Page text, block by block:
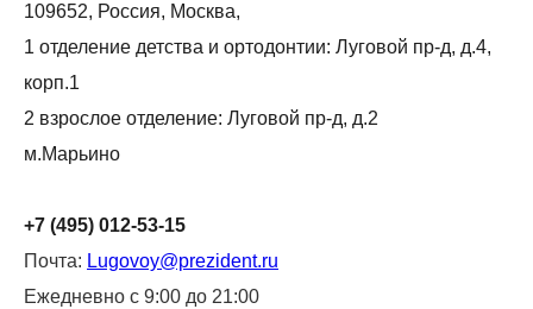
109652, Россия, Москва,
1 отделение детства и ортодонтии: Луговой пр-д, д.4,
корп.1
2 взрослое отделение: Луговой пр-д, д.2
м.Марьино
+7 (495) 012-53-15
Почта: Lugovoy@prezident.ru
Ежедневно с 9:00 до 21:00